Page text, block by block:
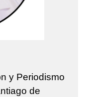
y Periodismo
de